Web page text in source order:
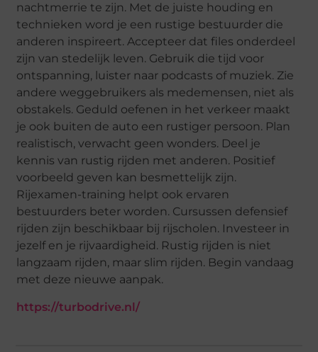
nachtmerrie te zijn. Met de juiste houding en
technieken word je een rustige bestuurder die
anderen inspireert. Accepteer dat files onderdeel
zijn van stedelijk leven. Gebruik die tijd voor
ontspanning, luister naar podcasts of muziek. Zie
andere weggebruikers als medemensen, niet als
obstakels. Geduld oefenen in het verkeer maakt
je ook buiten de auto een rustiger persoon. Plan
realistisch, verwacht geen wonders. Deel je
kennis van rustig rijden met anderen. Positief
voorbeeld geven kan besmettelijk zijn.
Rijexamen-training helpt ook ervaren
bestuurders beter worden. Cursussen defensief
rijden zijn beschikbaar bij rijscholen. Investeer in
jezelf en je rijvaardigheid. Rustig rijden is niet
langzaam rijden, maar slim rijden. Begin vandaag
met deze nieuwe aanpak.
https://turbodrive.nl/